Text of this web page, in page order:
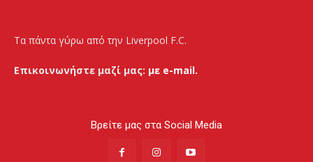
Τα πάντα γύρω από την Liverpool F.C.
Επικοινωνήστε μαζί μας: με e-mail.
Βρείτε μας στα Social Media